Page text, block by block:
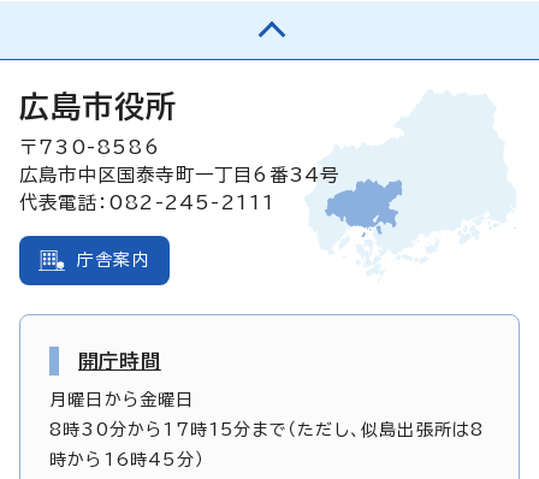
広島市役所
〒730-8586
広島市中区国泰寺町一丁目6番34号
代表電話：082-245-2111
庁舎案内
開庁時間
月曜日から金曜日
8時30分から17時15分まで（ただし、似島出張所は8
時から16時45分）